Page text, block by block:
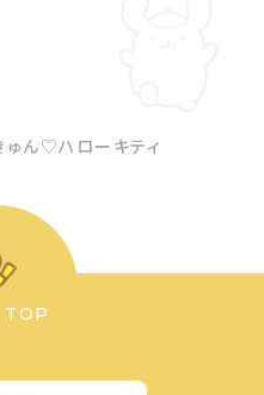
ゅん♡ハローキティ
TOP